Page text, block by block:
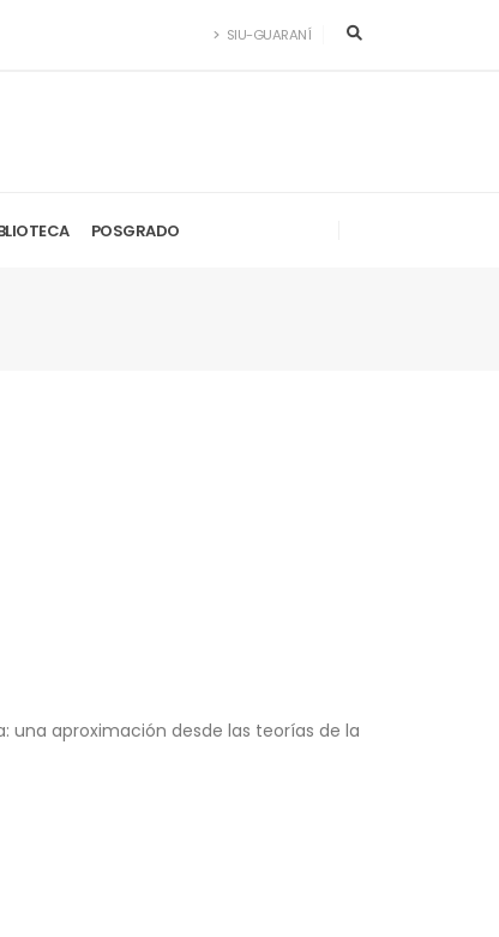
SIU-GUARANÍ
POSGRADO
una aproximación desde las teorías de la